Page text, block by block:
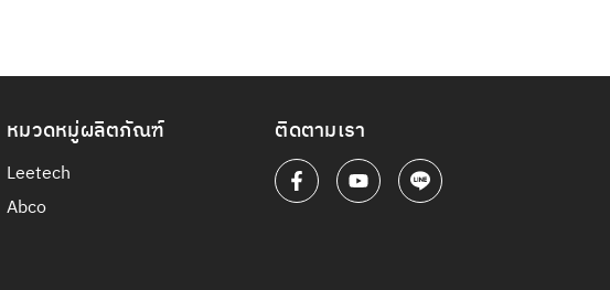
หมวดหมู่ผลิตภัณฑ์
Leetech
Abco
ติดตามเรา